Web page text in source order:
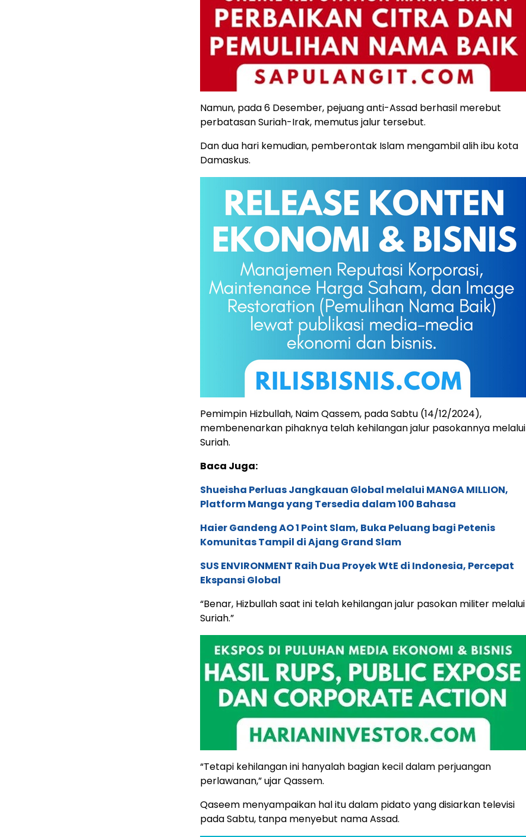
Namun, pada 6 Desember, pejuang anti-Assad berhasil merebut
perbatasan Suriah-Irak, memutus jalur tersebut.
Dan dua hari kemudian, pemberontak Islam mengambil alih ibu kota
Damaskus.
Pemimpin Hizbullah, Naim Qassem, pada Sabtu (14/12/2024),
membenenarkan pihaknya telah kehilangan jalur pasokannya melalui
Suriah.
Baca Juga:
Shueisha Perluas Jangkauan Global melalui MANGA MILLION,
Platform Manga yang Tersedia dalam 100 Bahasa
Haier Gandeng AO 1 Point Slam, Buka Peluang bagi Petenis
Komunitas Tampil di Ajang Grand Slam
SUS ENVIRONMENT Raih Dua Proyek WtE di Indonesia, Percepat
Ekspansi Global
“Benar, Hizbullah saat ini telah kehilangan jalur pasokan militer melalui
Suriah.”
“Tetapi kehilangan ini hanyalah bagian kecil dalam perjuangan
perlawanan,” ujar Qassem.
Qaseem menyampaikan hal itu dalam pidato yang disiarkan televisi
pada Sabtu, tanpa menyebut nama Assad.